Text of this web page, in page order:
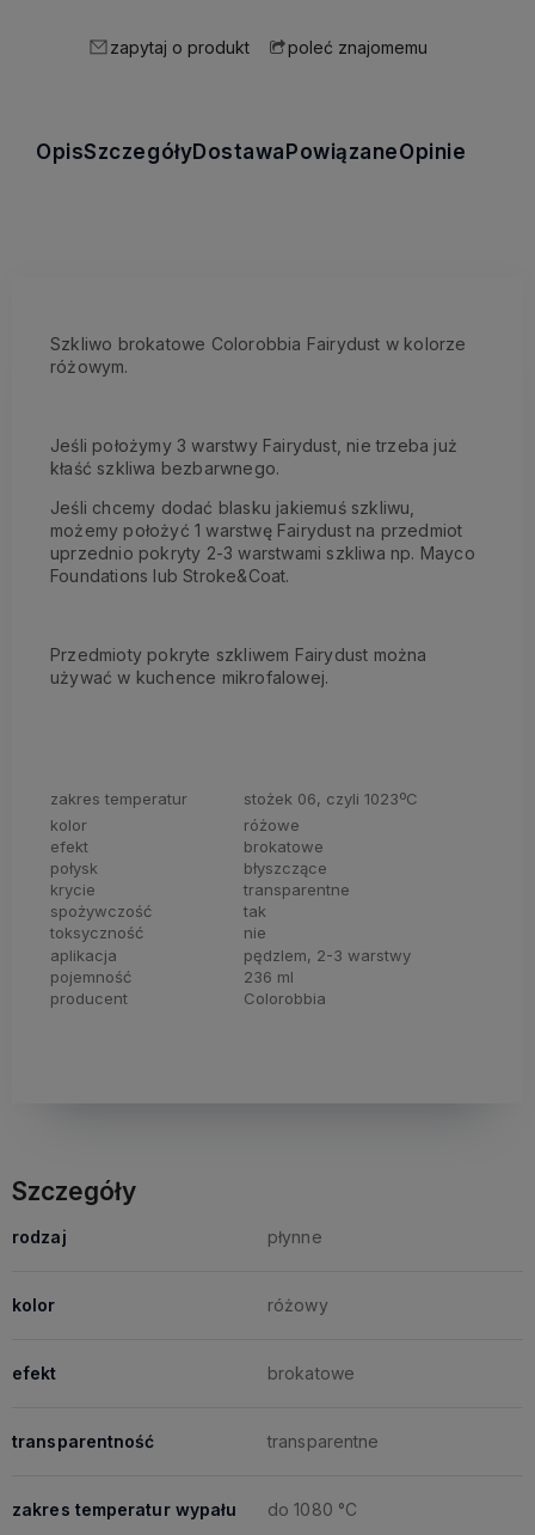
zapytaj o produkt poleć znajomemu
OpisSzczegółyDostawaPowiązaneOpinie
Szkliwo brokatowe Colorobbia Fairydust w kolorze
różowym.
Jeśli położymy 3 warstwy Fairydust, nie trzeba już
kłaść szkliwa bezbarwnego.
Jeśli chcemy dodać blasku jakiemuś szkliwu,
możemy położyć 1 warstwę Fairydust na przedmiot
uprzednio pokryty 2-3 warstwami szkliwa np. Mayco
Foundations lub Stroke&Coat.
Przedmioty pokryte szkliwem Fairydust można
używać w kuchence mikrofalowej.
zakres temperatur
stożek 06, czyli 1023ºC
kolor
różowe
efekt
brokatowe
połysk
błyszczące
krycie
transparentne
spożywczość
tak
toksyczność
nie
aplikacja
pędzlem, 2-3 warstwy
pojemność
236 ml
producent
Colorobbia
Szczegóły
rodzaj płynne
kolor różowy
efekt brokatowe
transparentność transparentne
zakres temperatur wypału do 1080 °C